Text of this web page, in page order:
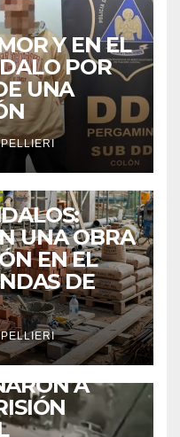
Y EN EL
POR
UNA
UNA OBRA
EN EL
DE
A